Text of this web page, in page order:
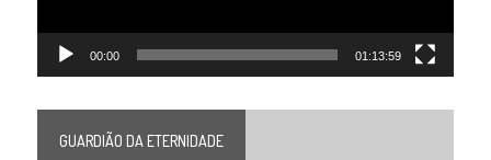
00:00 01:13:59
GUARDIÃO DA ETERNIDADE